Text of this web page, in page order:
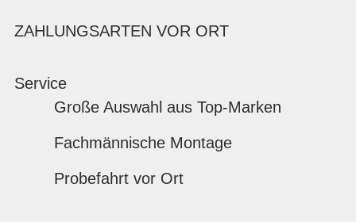
ZAHLUNGSARTEN VOR ORT
Service
Große Auswahl aus Top-Marken
Fachmännische Montage
Probefahrt vor Ort